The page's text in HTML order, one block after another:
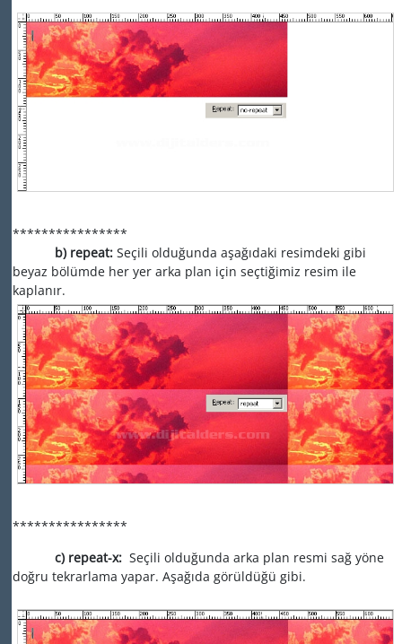
****************
b) repeat: Seçili olduğunda aşağıdaki resimdeki gibi
beyaz bölümde her yer arka plan için seçtiğimiz resim ile
kaplanır.
****************
c) repeat-x: Seçili olduğunda arka plan resmi sağ yöne
doğru tekrarlama yapar. Aşağıda görüldüğü gibi.